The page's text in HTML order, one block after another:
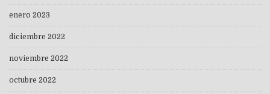
enero 2023
diciembre 2022
noviembre 2022
octubre 2022